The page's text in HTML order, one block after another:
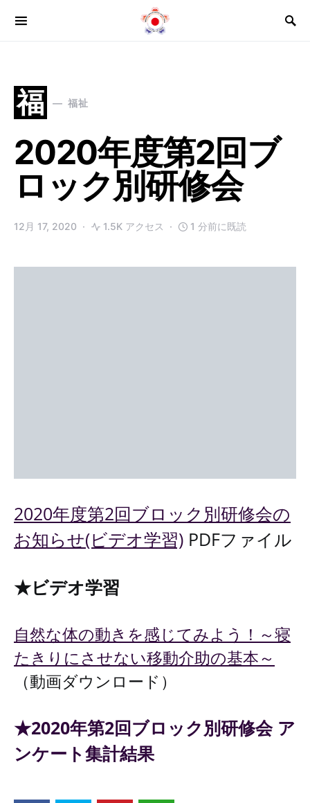
Search for:
福 福祉
2020年度第2回ブ
ロック別研修会
12月 17, 2020 1.5K アクセス 1 分前に既読
2020年度第2回ブロック別研修会の
お知らせ(ビデオ学習) PDFファイル
★ビデオ学習
自然な体の動きを感じてみよう！～寝
たきりにさせない移動介助の基本～
（動画ダウンロード）
★2020年第2回ブロック別研修会 ア
ンケート集計結果